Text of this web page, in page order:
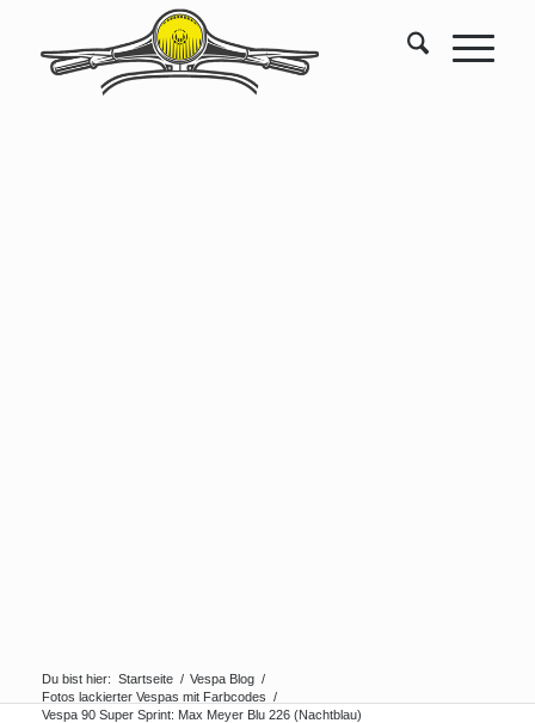
Du bist hier: Startseite / Vespa Blog /
Fotos lackierter Vespas mit Farbcodes /
Vespa 90 Super Sprint: Max Meyer Blu 226 (Nachtblau)